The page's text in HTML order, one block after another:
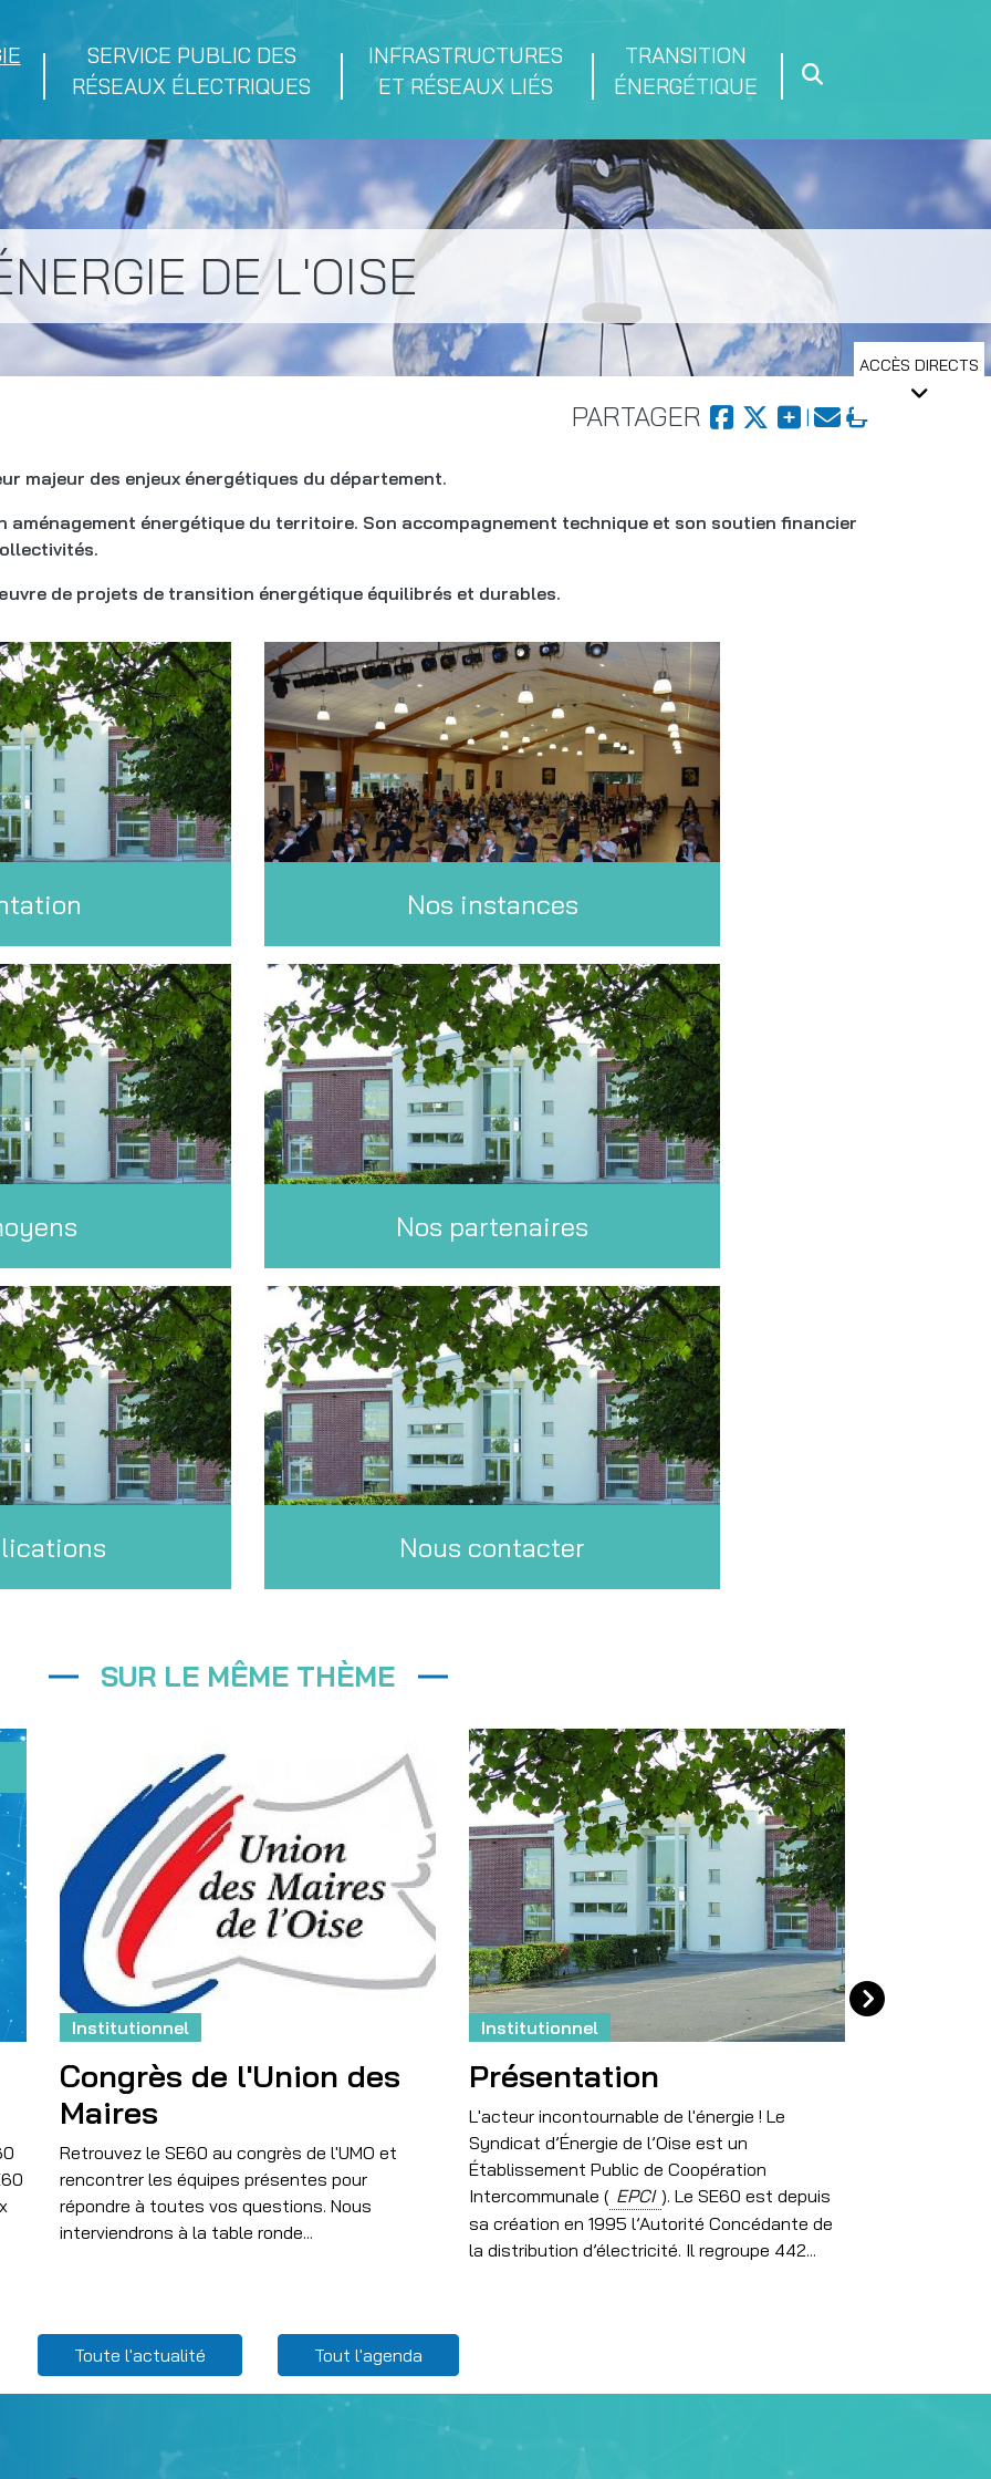
Aller
au
contenu
principal
SERVICE PUBLIC DES
RÉSEAUX ÉLECTRIQUES
INFRASTRUCTURES
ET RÉSEAUX LIÉS
TRANSITION
ÉNERGÉTIQUE
DE L'OISE
ACCÈS DIRECTS
PARTAGER
majeur des enjeux énergétiques du département.
énergétique du territoire. Son accompagnement technique et son soutien financier
de projets de transition énergétique équilibrés et durables.
Nos instances
Nos partenaires
Nous contacter
SUR LE MÊME THÈME
Institutionnel
Congrès de l'Union des
Maires
Retrouvez le SE60 au congrès de l'UMO et
rencontrer les équipes présentes pour
répondre à toutes vos questions. Nous
interviendrons à la table ronde...
Institutionnel
Présentation
L'acteur incontournable de l'énergie ! Le
Syndicat d’Énergie de l’Oise est un
Établissement Public de Coopération
Intercommunale (
). Le SE60 est depuis
sa création en 1995 l’Autorité Concédante de
la distribution d’électricité. Il regroupe 442...
Toute l'actualité Tout l'agenda